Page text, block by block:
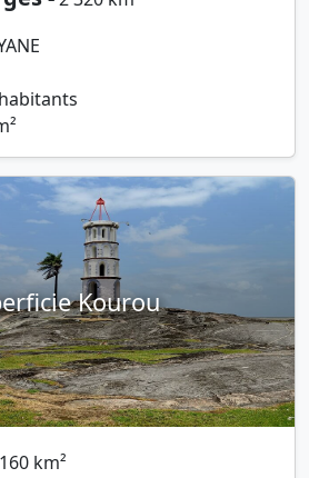
Kourou
km²